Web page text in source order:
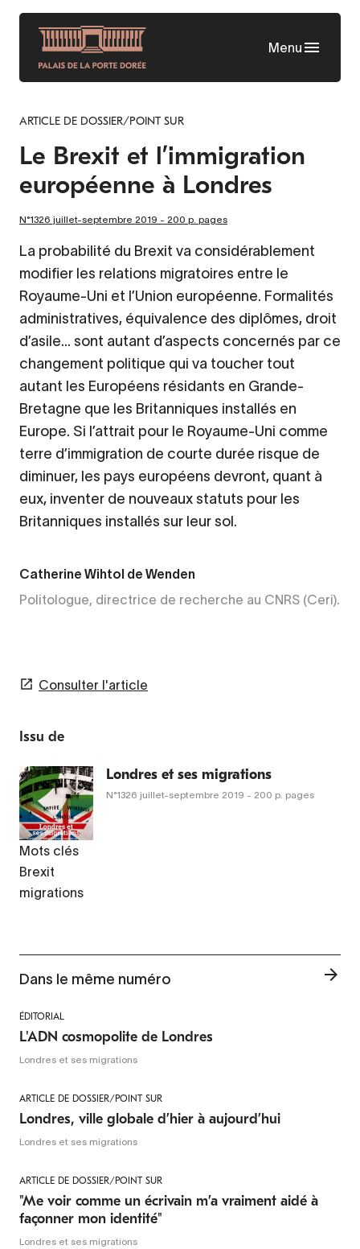
Aller
contenu
principal
Menu
ARTICLE DE DOSSIER/POINT SUR
Le Brexit et l’immigration
européenne à Londres
N°1326 juillet-septembre 2019 - 200 p. pages
La probabilité du Brexit va considérablement
modifier les relations migratoires entre le
Royaume-Uni et l’Union européenne. Formalités
administratives, équivalence des diplômes, droit
d’asile… sont autant d’aspects concernés par ce
changement politique qui va toucher tout
autant les Européens résidants en Grande-
Bretagne que les Britanniques installés en
Europe. Si l’attrait pour le Royaume-Uni comme
terre d’immigration de courte durée risque de
diminuer, les pays européens devront, quant à
eux, inventer de nouveaux statuts pour les
Britanniques installés sur leur sol.
Catherine Wihtol de Wenden
Politologue, directrice de recherche au CNRS (Ceri).
Consulter l'article
Issu de
Londres et ses migrations
N°1326 juillet-septembre 2019 - 200 p. pages
Mots clés
Brexit
migrations
Dans le même numéro
ÉDITORIAL
L'ADN cosmopolite de Londres
Londres et ses migrations
ARTICLE DE DOSSIER/POINT SUR
Londres, ville globale d’hier à aujourd’hui
Londres et ses migrations
ARTICLE DE DOSSIER/POINT SUR
"Me voir comme un écrivain m’a vraiment aidé à
façonner mon identité"
Londres et ses migrations